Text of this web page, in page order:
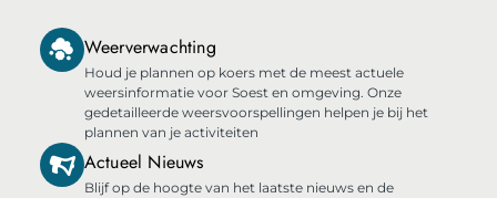
Weerverwachting
Houd je plannen op koers met de meest actuele
weersinformatie voor Soest en omgeving. Onze
gedetailleerde weersvoorspellingen helpen je bij het
plannen van je activiteiten
Actueel Nieuws
Blijf op de hoogte van het laatste nieuws en de